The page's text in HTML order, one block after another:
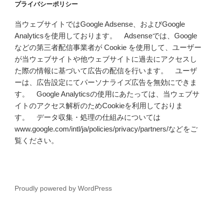
プライバシーポリシー
当ウェブサイトではGoogle Adsense、およびGoogle
Analyticsを使用しております。 Adsenseでは、Google
などの第三者配信事業者が Cookie を使用して、ユーザー
が当ウェブサイトや他ウェブサイトに過去にアクセスし
た際の情報に基づいて広告の配信を行います。 ユーザ
ーは、広告設定にてパーソナライズ広告を無効にできま
す。 Google Analyticsの使用にあたっては、当ウェブサ
イトのアクセス解析のためCookieを利用しておりま
す。 データ収集・処理の仕組みについては
www.google.com/intl/ja/policies/privacy/partners/などをご
覧ください。
Proudly powered by WordPress